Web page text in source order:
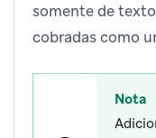
somente de
cobradas como
Nota